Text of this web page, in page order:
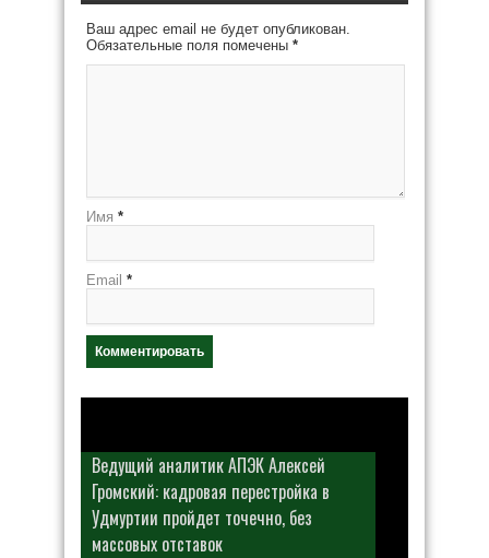
Ваш адрес email не будет опубликован.
Обязательные поля помечены *
Имя *
Email *
Ведущий аналитик АПЭК Алексей
Громский: кадровая перестройка в
Удмуртии пройдет точечно, без
массовых отставок